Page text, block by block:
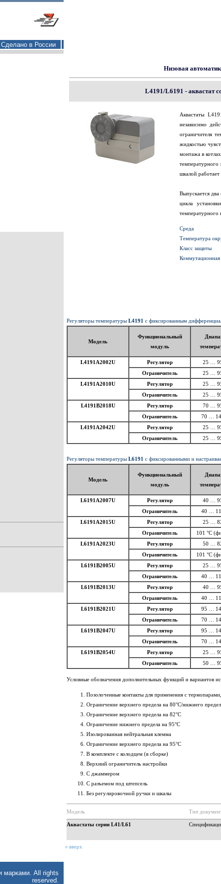
Сделано в России
Низовая
L4191/L6191 - аквастат
Аквастаты
независимо
ограничителя
жидкостью
монтажа в
температурного
шкалой
Выпускается
цикла
температурного
Среда
Температура
Класс защиты
Коммутационная
Регуляторы температуры L4191 с фиксированным
Модель
Функциональный
модуль
L4191A2002U Регулятор
25 …
Ограничитель
25 …
L4191A2010U
Регулятор
25 …
Ограничитель
25 …
L4191B2018U
Регулятор
70 …
Ограничитель
70 …
L4191A2042U
Регулятор
25 …
Ограничитель
25 …
Регуляторы температуры L6191 с фиксированными и
Модель
Функциональный
модуль
L6191A2007U Регулятор
40 …
Ограничитель
40 …
L6191A2015U
Регулятор
25 …
Ограничитель
101 °С
L6191A2023U
Регулятор
50 …
Ограничитель
101 °С
L6191B2005U
Регулятор
25 …
Ограничитель
40 …
L6191B2013U
Регулятор
40 …
Ограничитель
40 …
L6191B2021U
Регулятор
95 …
Ограничитель
70 …
L6191B2047U
Регулятор
95 …
Ограничитель
70 …
L6191B2054U
Регулятор
25 …
Ограничитель
50 …
Условные обозначения дополнительных функций и вариантов
Позолоченные контакты для применения с
Ограничение верхнего предела на 80°C/нижнего
Ограничение верхнего предела на 82°C
Ограничение нижнего предела на 95°C
Изолированная нейтральная клемма
Ограничение верхнего предела на 95°C
В комплекте с колодцем (в сборке)
Верхний ограничитель настройки
С джаммером
С разъемом под штепсель
Без регулировочной ручки и шкалы
Модель Тип
Аквастаты серии L41/L61
вверх
марками. All rights
reserved.